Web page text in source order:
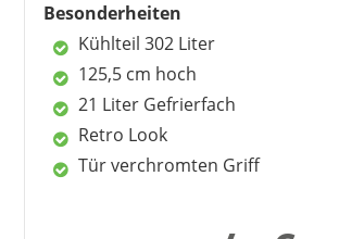
Nachteile
Gefrierteil recht schmal
Barfach nicht für zu große Flaschen
Besonderheiten
Kühlteil 302 Liter
125,5 cm hoch
21 Liter Gefrierfach
Retro Look
Tür verchromten Griff